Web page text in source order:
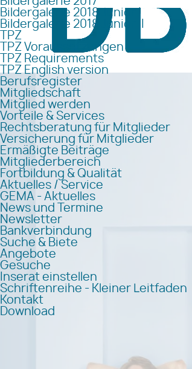
Bildergalerie 2018 Junior I
Bildergalerie 2018 Junior II
TPZ
TPZ Voraussetzungen
TPZ Requirements
TPZ English version
Berufsregister
Mitgliedschaft
Mitglied werden
Vorteile & Services
Rechtsberatung für Mitglieder
Versicherung für Mitglieder
Ermäßigte Beiträge
Mitgliederbereich
Fortbildung & Qualität
Aktuelles / Service
GEMA - Aktuelles
News und Termine
Newsletter
Bankverbindung
Suche & Biete
Angebote
Gesuche
Inserat einstellen
Schriftenreihe - Kleiner Leitfaden
Kontakt
Download